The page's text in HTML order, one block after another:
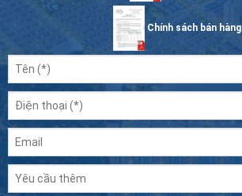
Chính sách bán hàng